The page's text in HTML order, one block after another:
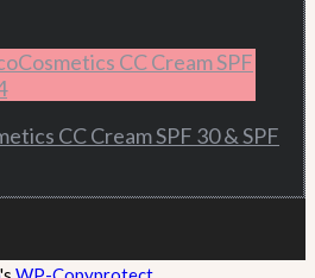
CC Cream SPF 30 & SPF